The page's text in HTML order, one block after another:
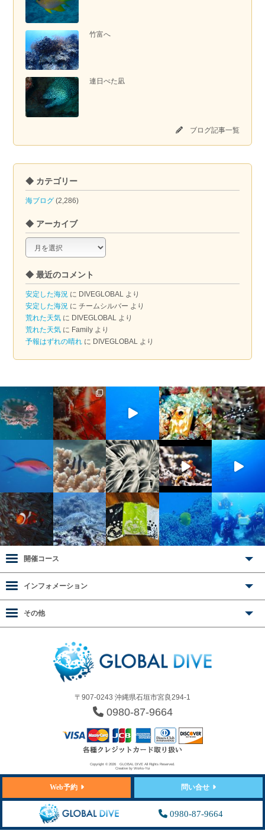
竹富へ
連日べた凪
ブログ記事一覧
◆ カテゴリー
海ブログ (2,286)
◆ アーカイブ
ア
カ
イ
ブ
◆ 最近のコメント
安定した海況 に DIVEGLOBAL より
安定した海況 にチームシルバー より
荒れた天気 に DIVEGLOBAL より
荒れた天気 に Family より
予報はずれの晴れ に DIVEGLOBAL より
〒907-0243 沖縄県石垣市宮良294-1
0980-87-9664
開催コース
インフォメーション
その他
Copyright © 2026 GLOBAL DIVE All Rights Reserved.
Creative by Works-Yui
Web予約 問い合せ
0980-87-9664